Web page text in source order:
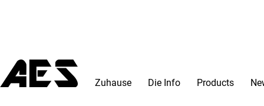
Zuhause Die Info Products